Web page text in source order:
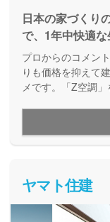
日本の家づくり
で、1年中快適な
プロからのコメント
りも価格を抑えて
メです。「Z空調
まいづくりをして
あるので、体験し
出来ます。是非一
ヤマト住建